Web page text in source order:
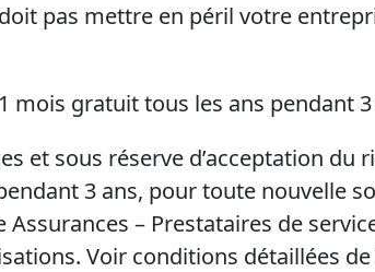
pas mettre en péril votre
gratuit tous les ans pendant 3
et sous réserve d’acceptation du
3 ans, pour toute nouvelle
– Prestataires de
Voir conditions détaillées de